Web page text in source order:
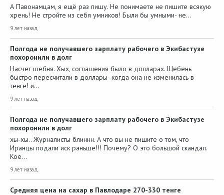
А Павонамцам, я ещё раз пишу. Не понимаете не пишите всякую
хрень! Не стройте из себя умников! Были бы умными- не…
9 лет назад
Полгода не получавшего зарплату рабочего в Экибастузе
похоронили в долг
Насчет шебня. Хых, соглашения было в долларах. Щебень
быстро пересчитали в доллары- когда она не изменилась в
тенге! и…
9 лет назад
Полгода не получавшего зарплату рабочего в Экибастузе
похоронили в долг
хы-хы.. Журналисты блиннн. А что вы не пишите о том, что
Иранцы подали иск раньше!!! Почему? О это большой скандал.
Кое…
9 лет назад
Средняя цена на сахар в Павлодаре 270-330 тенге